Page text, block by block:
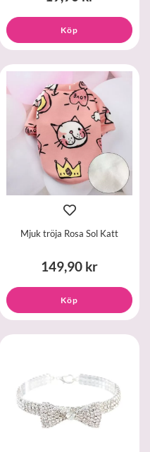
Köp
Mjuk tröja Rosa Sol Katt
149,90 kr
Köp